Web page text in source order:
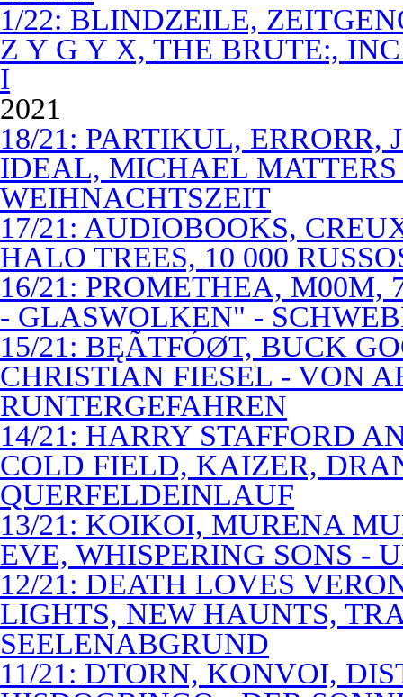
1/22: BLINDZEILE,
Z Y G Y X, THE BRUTE:,
I
2021
18/21: PARTIKUL,
IDEAL, MICHAEL
WEIHNACHTSZEIT
17/21: AUDIOBOOKS,
HALO TREES, 10 000
16/21: PROMETHEA, M00M,
- GLASWOLKEN" -
15/21: BĘÃTFÓØT, BUCK
CHRISTIAN FIESEL - VON
RUNTERGEFAHREN
14/21: HARRY STAFFORD
COLD FIELD, KAIZER,
QUERFELDEINLAUF
13/21: KOIKOI, MURENA
EVE, WHISPERING SONS -
12/21: DEATH LOVES
LIGHTS, NEW HAUNTS,
SEELENABGRUND
11/21: DTORN, KONVOI,